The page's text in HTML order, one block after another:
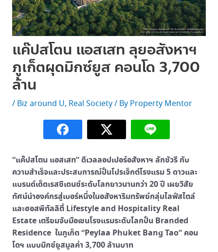
แค๊ปสโตน แอสเสท ลุยอสังหาฯ
ภูเก็ตผุดมิกซ์ยูส คอนโด 3,700
ล้าน
/ Biz around U, Real Society/ By Property Mentor
“แค๊ปสโตน แอสเสท” ดีเวลลอปเปอร์อสังหาฯ ลักชัวรี กับ
ความสำเร็จและประสบการณ์ปั้นโปรเจ็กต์โรงแรม 5 ดาวและ
แบรนด์เด็ดเรสซิเดนซ์ระดับโลกยาวนานกว่า 20 ปี เผยวิสัย
ทัศน์นำองค์กรสู่เบอร์หนึ่งในอสังหาริมทรัพย์กลุ่มไลฟ์สไตล์
และฮอสพิทัลลิตี้ Lifestyle and Hospitality Real
Estate เตรียมจับมือเชนโรงแรมระดับโลกปั้น Branded
Residence ในภูเก็ต “Peylaa Phuket Bang Tao” คอน
โดฯ แบบมิกซ์ยูสมูลค่า 3,700 ล้านบาท